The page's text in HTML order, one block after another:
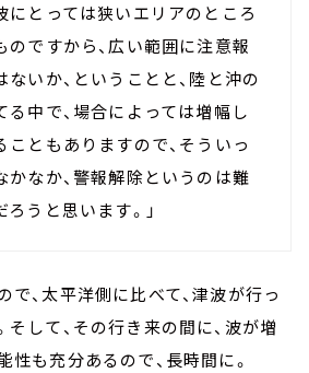
にとっては狭いエリアのところ
のですから、広い範囲に注意報
いか、ということと、陸と沖の
る中で、場合によっては増幅し
こともありますので、そういっ
かなか、警報解除というのは難
うと思います。」
で、太平洋側に比べて、津波が行っ
して、その行き来の間に、波が増
も充分あるので、長時間に。